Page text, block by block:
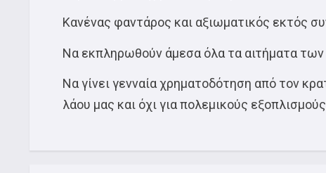
Κανένας φαντάρος και αξιωματικός εκτός
Να εκπληρωθούν άμεσα όλα τα αιτήματα
Να γίνει γενναία χρηματοδότηση από τον
λάου μας και όχι για πολεμικούς